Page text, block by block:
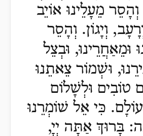
וְהָסֵר מֵעָלֵינוּ אוֹיֵב
וְיָגוֹן. וְהָסֵר
וּמֵאַחֲרֵינוּ, וּבְצֵל
וּשְׁמוֹר צֵאתֵנוּ
טוֹבִים וּלְשָׁלוֹם
כִּי אֵל שׁוֹמְרֵנוּ
בָּרוּךְ אַתָּה יְיָ,